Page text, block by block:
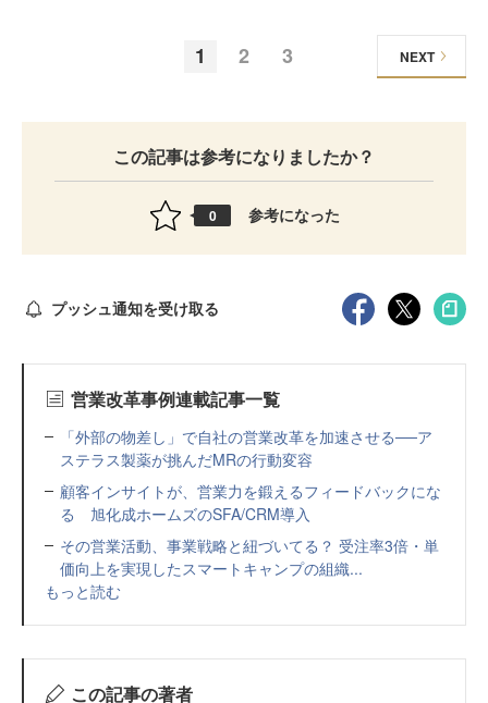
1 2 3 NEXT
この記事は参考になりましたか？
0 参考になった
プッシュ通知を受け取る
営業改革事例連載記事一覧
「外部の物差し」で自社の営業改革を加速させる──ア
ステラス製薬が挑んだMRの行動変容
顧客インサイトが、営業力を鍛えるフィードバックにな
る 旭化成ホームズのSFA/CRM導入
その営業活動、事業戦略と紐づいてる？ 受注率3倍・単
価向上を実現したスマートキャンプの組織...
もっと読む
この記事の著者